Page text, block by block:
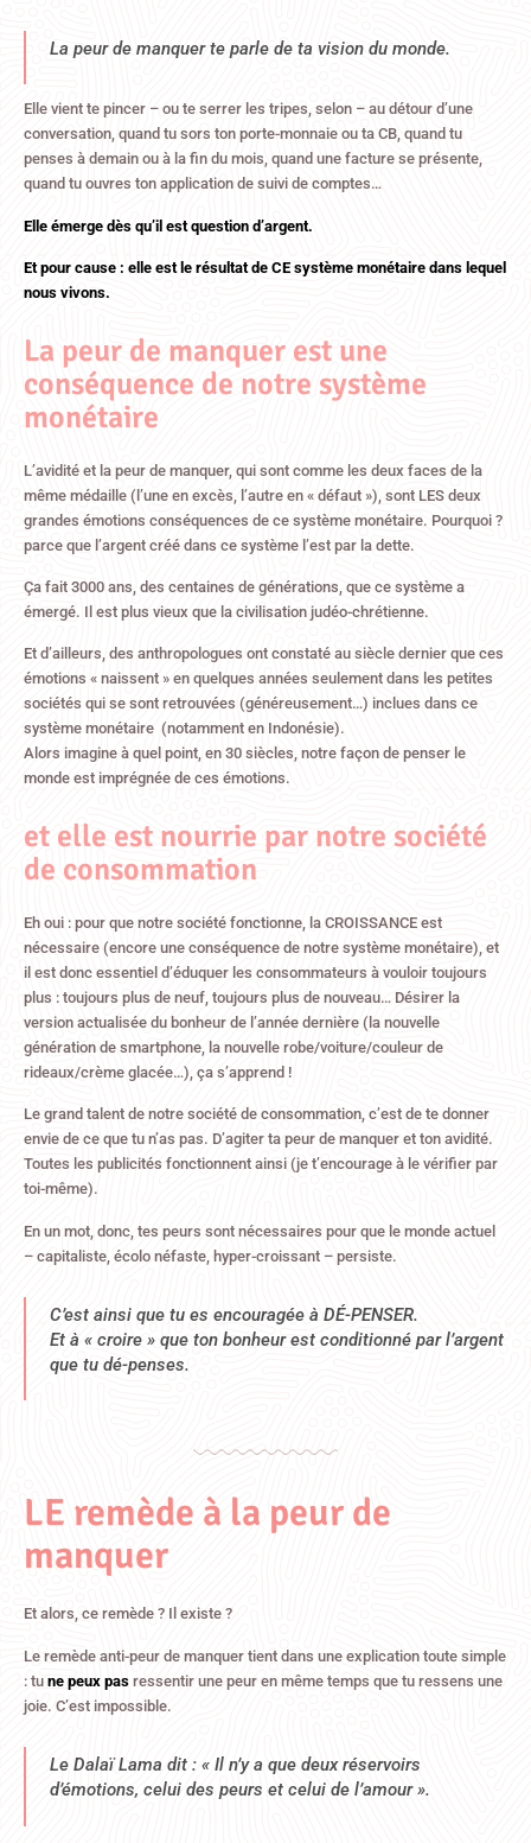
La peur de manquer te parle de ta vision du monde.
Elle vient te pincer – ou te serrer les tripes, selon – au détour d’une
conversation, quand tu sors ton porte-monnaie ou ta CB, quand tu
penses à demain ou à la fin du mois, quand une facture se présente,
quand tu ouvres ton application de suivi de comptes…
Elle émerge dès qu’il est question d’argent.
Et pour cause : elle est le résultat de CE système monétaire dans lequel
nous vivons.
La peur de manquer est une
conséquence de notre système
monétaire
L’avidité et la peur de manquer, qui sont comme les deux faces de la
même médaille (l’une en excès, l’autre en « défaut »), sont LES deux
grandes émotions conséquences de ce système monétaire. Pourquoi ?
parce que l’argent créé dans ce système l’est par la dette.
Ça fait 3000 ans, des centaines de générations, que ce système a
émergé. Il est plus vieux que la civilisation judéo-chrétienne.
Et d’ailleurs, des anthropologues ont constaté au siècle dernier que ces
émotions « naissent » en quelques années seulement dans les petites
sociétés qui se sont retrouvées (généreusement…) inclues dans ce
système monétaire (notamment en Indonésie).
Alors imagine à quel point, en 30 siècles, notre façon de penser le
monde est imprégnée de ces émotions.
et elle est nourrie par notre société
de consommation
Eh oui : pour que notre société fonctionne, la CROISSANCE est
nécessaire (encore une conséquence de notre système monétaire), et
il est donc essentiel d’éduquer les consommateurs à vouloir toujours
plus : toujours plus de neuf, toujours plus de nouveau… Désirer la
version actualisée du bonheur de l’année dernière (la nouvelle
génération de smartphone, la nouvelle robe/voiture/couleur de
rideaux/crème glacée…), ça s’apprend !
Le grand talent de notre société de consommation, c’est de te donner
envie de ce que tu n’as pas. D’agiter ta peur de manquer et ton avidité.
Toutes les publicités fonctionnent ainsi (je t’encourage à le vérifier par
toi-même).
En un mot, donc, tes peurs sont nécessaires pour que le monde actuel
– capitaliste, écolo néfaste, hyper-croissant – persiste.
C’est ainsi que tu es encouragée à DÉ-PENSER.
Et à « croire » que ton bonheur est conditionné par l’argent
que tu dé-penses.
LE remède à la peur de
manquer
Et alors, ce remède ? Il existe ?
Le remède anti-peur de manquer tient dans une explication toute simple
: tu ne peux pas ressentir une peur en même temps que tu ressens une
joie. C’est impossible.
Le Dalaï Lama dit : « Il n’y a que deuxréservoirs
d’émotions, celui des peurs et celui de l’amour ».